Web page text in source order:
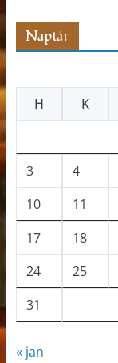
Naptár
H
K
3
4
10
11
17
18
24
25
31
« jan